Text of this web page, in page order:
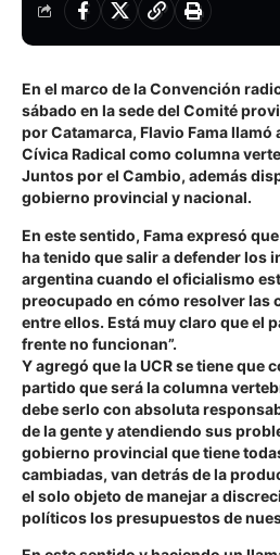
En el marco de la Convención
sábado en la sede del Comité
por Catamarca, Flavio Fama llamó
Cívica Radical como columna
Juntos por el Cambio, además
gobierno provincial y nacional.
En este sentido, Fama expresó
ha tenido que salir a defender los
argentina cuando el oficialismo
preocupado en cómo resolver las
entre ellos. Está muy claro que el
frente no funcionan”.
Y agregó que la UCR se tiene que
partido que será la columna
debe serlo con absoluta
de la gente y atendiendo sus
gobierno provincial que tiene
cambiadas, van detrás de la
el solo objeto de manejar a
políticos los presupuestos de